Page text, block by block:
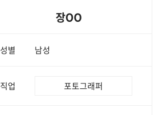
장OO
성별 남성
직업 포토그래퍼